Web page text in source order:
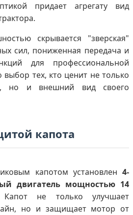
придает агрегату вид
скрывается "зверская"
сил, пониженная передача и
для профессиональной
тех, кто ценит не только
но и внешний вид своего
капота
капотом установлен 4-
двигатель мощностью 14
не только улучшает
но и защищает мотор от